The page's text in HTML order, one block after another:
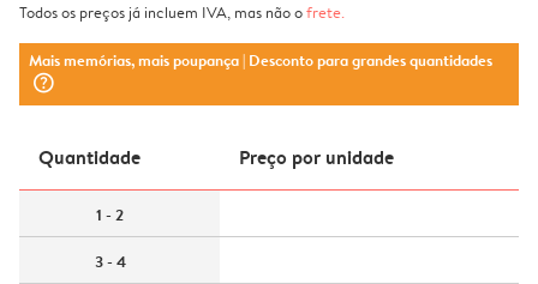
Todos os preços já incluem IVA, mas não ofrete.
Mais memórias, mais poupança| Desconto para grandes quantidades
question_mark_circle
Quantidade Preço por unidade
1 - 2
3 - 4